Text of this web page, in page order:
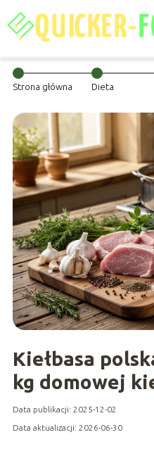
Strona główna Dieta
Kiełbasa
kg domowej
Data publikacji: 2025-12-02
Data aktualizacji: 2026-06-30